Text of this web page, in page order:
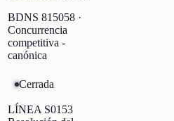
BDNS 815058 ·
Concurrencia
competitiva -
canónica
Cerrada
LÍNEA S0153